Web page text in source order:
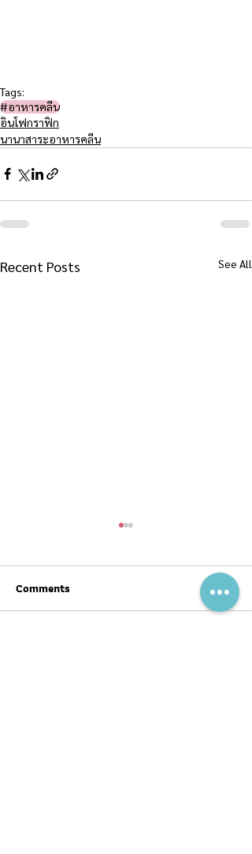
Tags:
#อาหารคลีน
อินโฟกราฟิก
นานาสาระอาหารคลีน
Recent Posts See All
Comments